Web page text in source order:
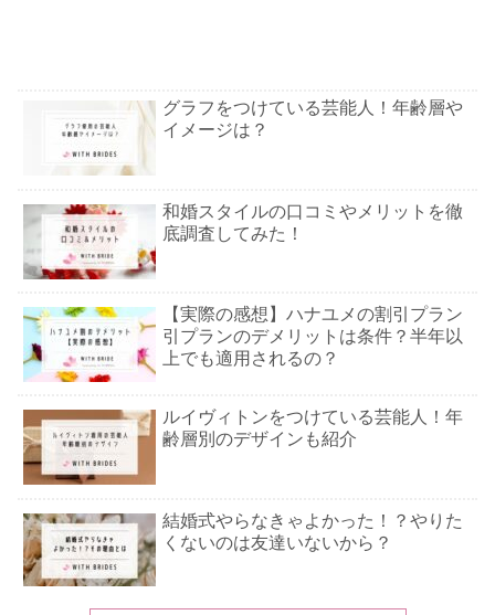
グラフをつけている芸能人！年齢層や
イメージは？
和婚スタイルの口コミやメリットを徹
底調査してみた！
【実際の感想】ハナユメの割引プラン
引プランのデメリットは条件？半年以
上でも適用されるの？
ルイヴィトンをつけている芸能人！年
齢層別のデザインも紹介
結婚式やらなきゃよかった！？やりた
くないのは友達いないから？